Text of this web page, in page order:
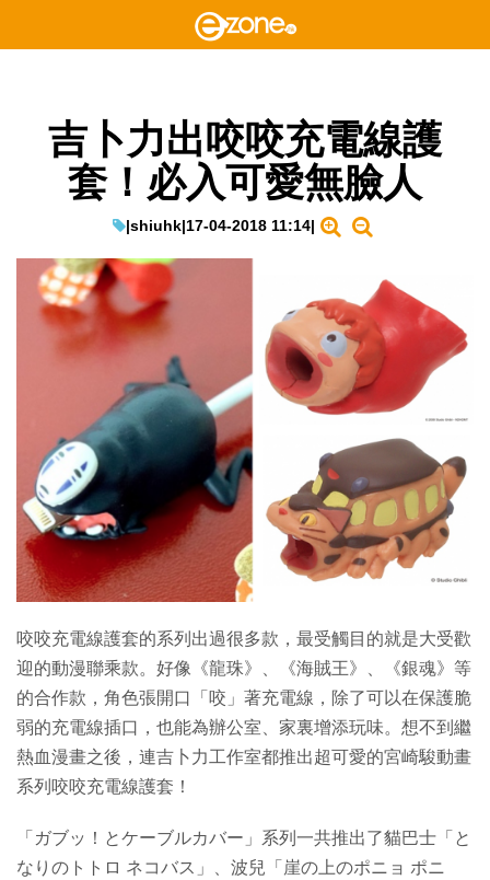
吉卜力出咬咬充電線護
套！必入可愛無臉人
|shiuhk|17-04-2018 11:14|
咬咬充電線護套的系列出過很多款，最受觸目的就是大受歡
迎的動漫聯乘款。好像《龍珠》、《海賊王》、《銀魂》等
的合作款，角色張開口「咬」著充電線，除了可以在保護脆
弱的充電線插口，也能為辦公室、家裏增添玩味。想不到繼
熱血漫畫之後，連吉卜力工作室都推出超可愛的宮崎駿動畫
系列咬咬充電線護套！
「ガブッ！とケーブルカバー」系列一共推出了貓巴士「と
なりのトトロ ネコバス」、波兒「崖の上のポニョ ポニ